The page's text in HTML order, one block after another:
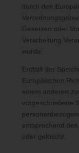
durch den
Gesetzen oder
Verarbeitung
wurde.
Entfällt der
Europäischen
einem anderen
vorgeschriebene
entsprechend
oder gelöscht.
Möchte eine
Anspruch nehmen,
Mitarbeiter des für
c) Recht auf
betroffene Person
Verordnungsgeber
Berichtigung sie
Daten zu verlangen.
Recht zu, unter
die
Daten — auch mittels